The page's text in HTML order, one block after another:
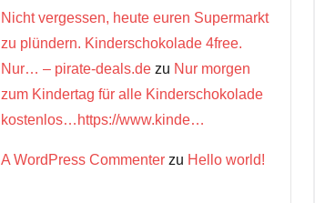
Nicht vergessen, heute euren Supermarkt
zu plündern. Kinderschokolade 4free.
Nur… – pirate-deals.de zu Nur morgen
zum Kindertag für alle Kinderschokolade
kostenlos…https://www.kinde…
A WordPress Commenter zu Hello world!